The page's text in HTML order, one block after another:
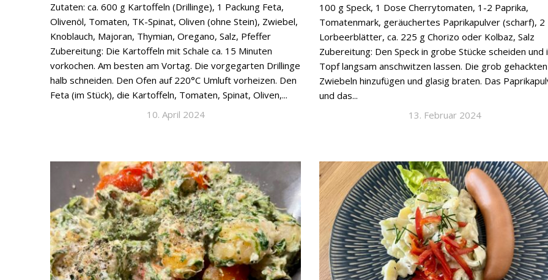
Zutaten: ca. 600 g Kartoffeln (Drillinge), 1 Packung Feta,
Olivenöl, Tomaten, TK-Spinat, Oliven (ohne Stein), Zwiebel,
Knoblauch, Majoran, Thymian, Oregano, Salz, Pfeffer
Zubereitung: Die Kartoffeln mit Schale ca. 15 Minuten
vorkochen. Am besten am Vortag. Die vorgegarten Drillinge
halb schneiden. Den Ofen auf 220°C Umluft vorheizen. Den
Feta (im Stück), die Kartoffeln, Tomaten, Spinat, Oliven,...
10. April 2024
100 g Speck, 1 Dose Cherrytomaten, 1-2 Paprika,
Tomatenmark, geräuchertes Paprikapulver (scharf), 2
Lorbeerblätter, ca. 225 g Chorizo oder Kolbaz, Salz
Zubereitung: Den Speck in grobe Stücke scheiden und
Topf langsam anschwitzen lassen. Die grob gehackten
Zwiebeln hinzufügen und glasig braten. Das
und das...
13. Februar 2024